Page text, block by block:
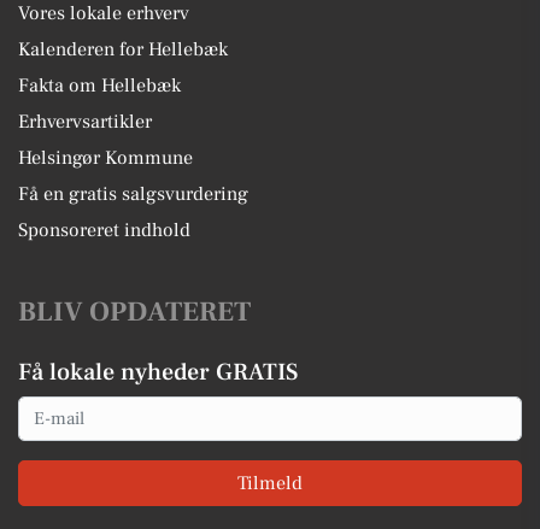
Vores lokale erhverv
Kalenderen for Hellebæk
Fakta om Hellebæk
Erhvervsartikler
Helsingør Kommune
Få en gratis salgsvurdering
Sponsoreret indhold
BLIV OPDATERET
Få lokale nyheder GRATIS
Email
Tilmeld